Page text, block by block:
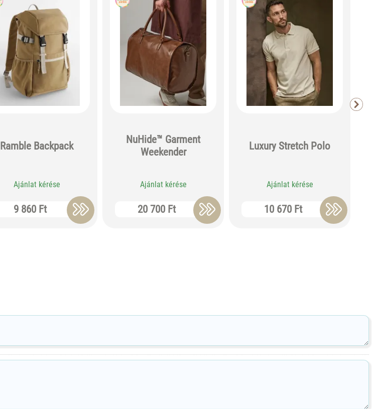
Ramble Backpack
Ajánlat kérése
9 860 Ft
NuHide™ Garment
Weekender
Ajánlat kérése
20 700 Ft
Luxury Stretch Polo
Ajánlat kérése
10 670 Ft